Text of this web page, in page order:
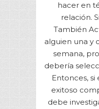
hacer en
relación.
También
alguien una y
semana,
debería
Entonces, si
exitoso
debe